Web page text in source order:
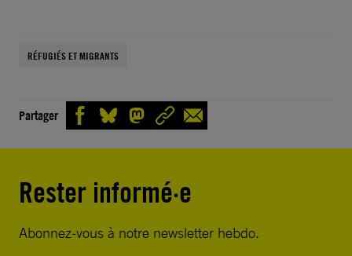
RÉFUGIÉS ET MIGRANTS
Partager
Rester informé·e
Abonnez-vous à notre newsletter hebdo.